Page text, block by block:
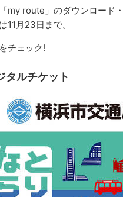
my route」のダウンロード
11月23日まで。
チェック!
タルチケット